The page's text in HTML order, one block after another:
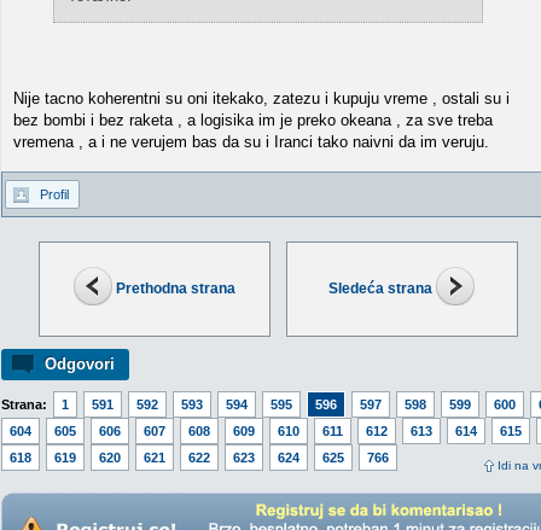
Prethodna strana Sledeća strana
Odgovori
Strana: 1 591 592 593 594 595 596 597 598 599 600
604
605 606 607 608 609 610 611 612 613 614
615
618
619 620 621 622 623 624 625 766
Idi na
Nije tacno koherentni su oni itekako, zatezu i kupuju vreme , ostali su i
bez bombi i bez raketa , a logisika im je preko okeana , za sve treba
vremena , a i ne verujem bas da su i Iranci tako naivni da im veruju.
Profil